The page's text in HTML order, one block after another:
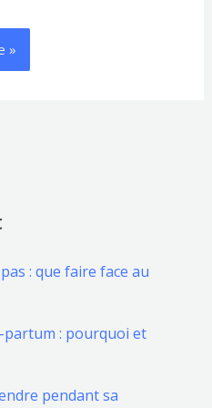
: que faire face au
partum : pourquoi et
pendant sa